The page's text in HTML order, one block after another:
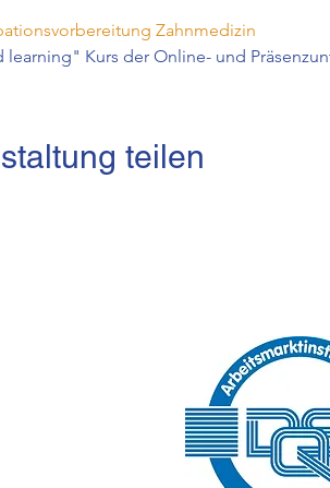
Zahnmedizin
Kurs der Online- und
teilen